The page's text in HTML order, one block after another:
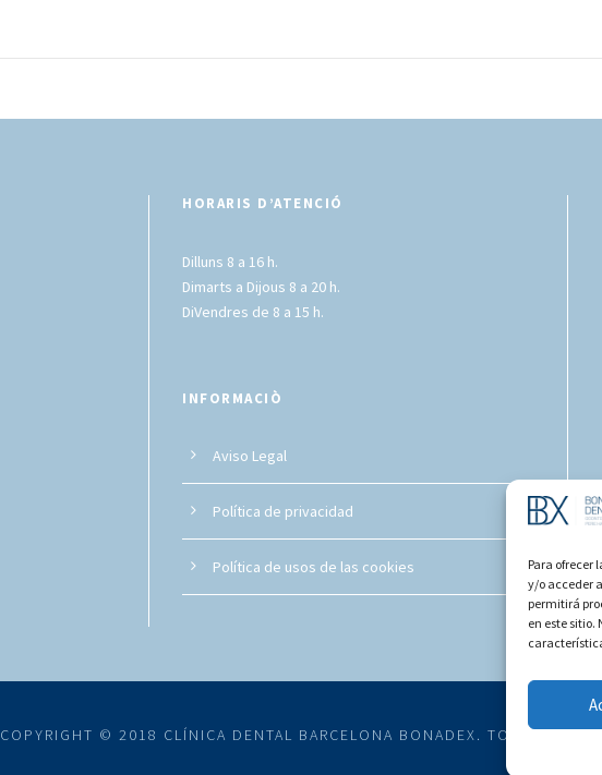
Para ofrecer
y/o acceder
permitirá
en este
HORARIS D’ATENCIÓ
Dilluns 8 a 16 h.
Dimarts a Dijous 8 a 20 h.
DiVendres de 8 a 15 h.
INFORMACIÒ
Aviso Legal
Política de privacidad
Política de usos de las cookies
COPYRIGHT © 2018 CLÍNICA DENTAL BARCELONA BONADEX. TOTS ELS